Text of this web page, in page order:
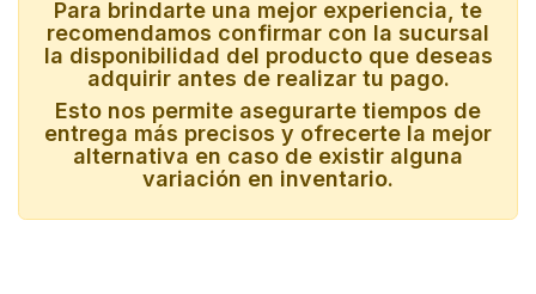
Para brindarte una mejor experiencia, te
recomendamos confirmar con la sucursal
la disponibilidad del producto que deseas
adquirir antes de realizar tu pago.
Esto nos permite asegurarte tiempos de
entrega más precisos y ofrecerte la mejor
alternativa en caso de existir alguna
variación en inventario.